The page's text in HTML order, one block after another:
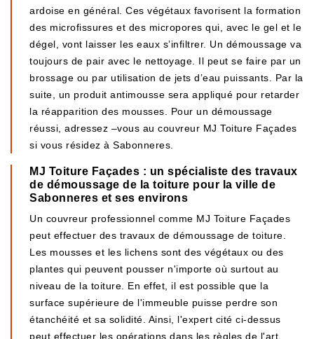
ardoise en général. Ces végétaux favorisent la formation
des microfissures et des micropores qui, avec le gel et le
dégel, vont laisser les eaux s’infiltrer. Un démoussage va
toujours de pair avec le nettoyage. Il peut se faire par un
brossage ou par utilisation de jets d’eau puissants. Par la
suite, un produit antimousse sera appliqué pour retarder
la réapparition des mousses. Pour un démoussage
réussi, adressez –vous au couvreur MJ Toiture Façades
si vous résidez à Sabonneres.
MJ Toiture Façades : un spécialiste des travaux
de démoussage de la toiture pour la ville de
Sabonneres et ses environs
Un couvreur professionnel comme MJ Toiture Façades
peut effectuer des travaux de démoussage de toiture.
Les mousses et les lichens sont des végétaux ou des
plantes qui peuvent pousser n'importe où surtout au
niveau de la toiture. En effet, il est possible que la
surface supérieure de l'immeuble puisse perdre son
étanchéité et sa solidité. Ainsi, l'expert cité ci-dessus
peut effectuer les opérations dans les règles de l'art.